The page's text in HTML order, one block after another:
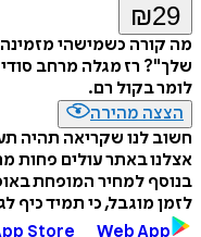
₪29
מה קורה כשמישהי
שלך"? רז מגלה מרחב
לומר בקול רם.
הצצה מהירה
חשוב לנו שקריאה תהיה
אצלנו באתר עולים פחות
בנוסף למחיר המופחת
לזמן מוגבל, כי תמיד כיף
Store Web App